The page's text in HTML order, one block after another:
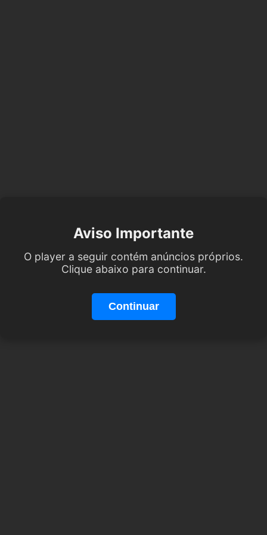
Aviso Importante
O player a seguir contém anúncios próprios.
Clique abaixo para continuar.
Continuar